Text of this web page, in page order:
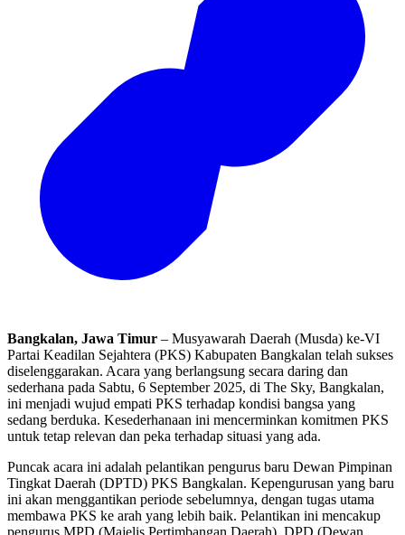
Bangkalan, Jawa Timur – Musyawarah Daerah (Musda) ke-VI
Partai Keadilan Sejahtera (PKS) Kabupaten Bangkalan telah sukses
diselenggarakan. Acara yang berlangsung secara daring dan
sederhana pada Sabtu, 6 September 2025, di The Sky, Bangkalan,
ini menjadi wujud empati PKS terhadap kondisi bangsa yang
sedang berduka. Kesederhanaan ini mencerminkan komitmen PKS
untuk tetap relevan dan peka terhadap situasi yang ada.
Puncak acara ini adalah pelantikan pengurus baru Dewan Pimpinan
Tingkat Daerah (DPTD) PKS Bangkalan. Kepengurusan yang baru
ini akan menggantikan periode sebelumnya, dengan tugas utama
membawa PKS ke arah yang lebih baik. Pelantikan ini mencakup
pengurus MPD (Majelis Pertimbangan Daerah), DPD (Dewan